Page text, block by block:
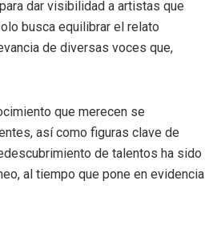
dar visibilidad a artistas que
busca equilibrar el relato
de diversas voces que,
que merecen se
así como figuras clave de
de talentos ha sido
al tiempo que pone en evidencia